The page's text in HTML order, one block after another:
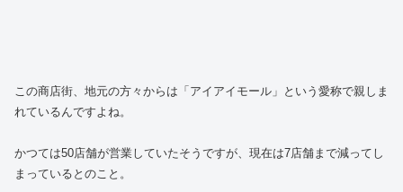
この商店街、地元の方々からは「アイアイモール」という愛称で親しま
れているんですよね。
かつては50店舗が営業していたそうですが、現在は7店舗まで減ってし
まっているとのこと。